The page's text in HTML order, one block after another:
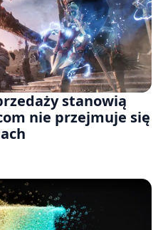
stanowią
nie przejmuje się